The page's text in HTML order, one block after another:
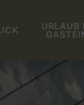
URLAUB